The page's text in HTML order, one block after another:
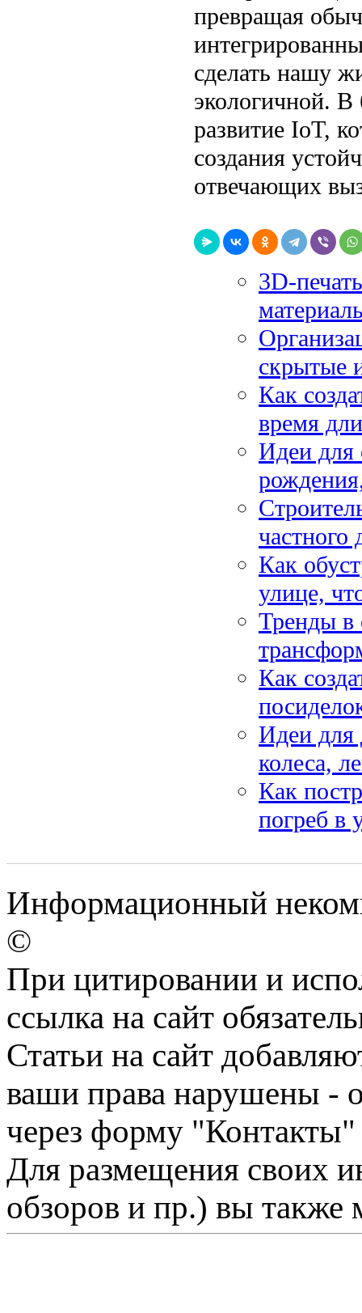
превращая
сделать нашу
экологичной.
развитие IoT,
создания
отвечающих
3D-
скрытые
Как
время
Идеи для
частного
Как
улице,
Тренды в
Как
Идеи для
колеса,
Как
погреб в
Информационный
©
При цитировании и
ссылка на сайт
Статьи на сайт
ваши права нарушены -
через форму "Контакты"
Для размещения своих
обзоров и пр.) вы также